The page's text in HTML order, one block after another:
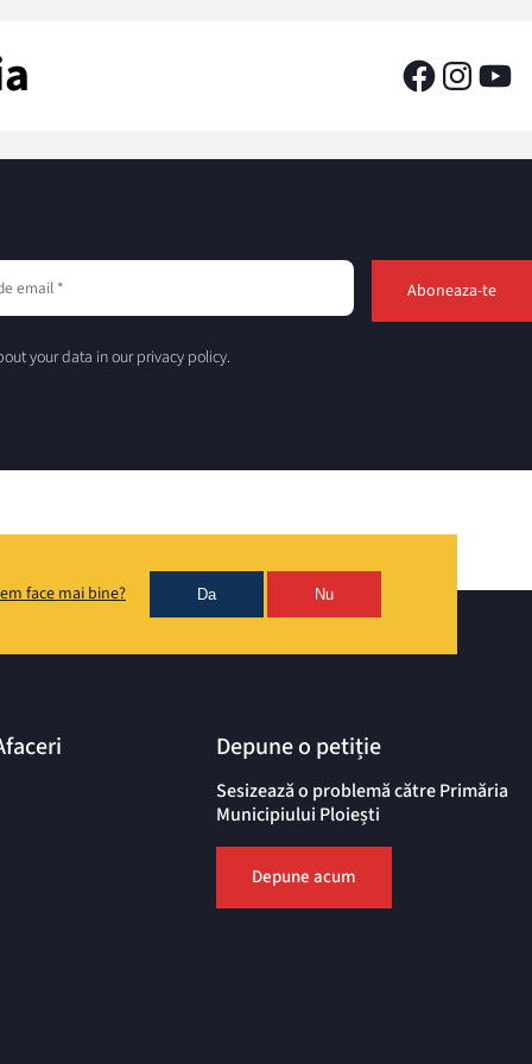
your data in our privacy policy.
face mai bine? Da Nu
Depune o petiție
Sesizează o problemă către Primăria
Municipiului Ploiești
Depune acum